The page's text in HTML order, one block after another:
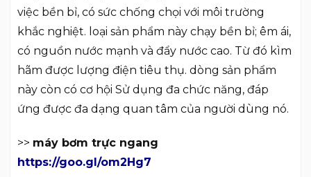
việc bền bỉ, có sức chống chọi với môi trường
khắc nghiệt. loại sản phẩm này chạy bền bỉ; êm ái,
có nguồn nước mạnh và đẩy nước cao. Từ đó kìm
hãm được lượng điện tiêu thụ. dòng sản phẩm
này còn có cơ hội Sử dụng đa chức năng, đáp
ứng được đa dạng quan tâm của người dùng nó.
>> máy bơm trực ngang
https://goo.gl/om2Hg7